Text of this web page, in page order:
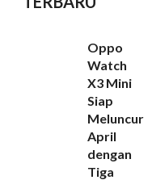
Oppo
Watch
X3 Mini
Siap
Meluncur
April
dengan
Tiga